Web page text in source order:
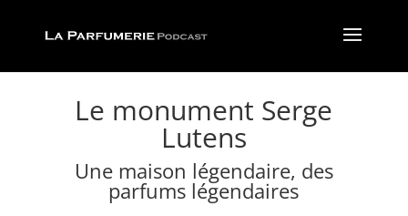
Le monument Serge
Lutens
Une maison légendaire, des
parfums légendaires